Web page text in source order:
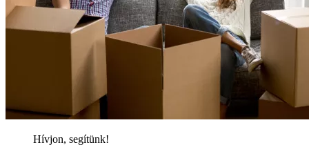
Hívjon, segítünk!